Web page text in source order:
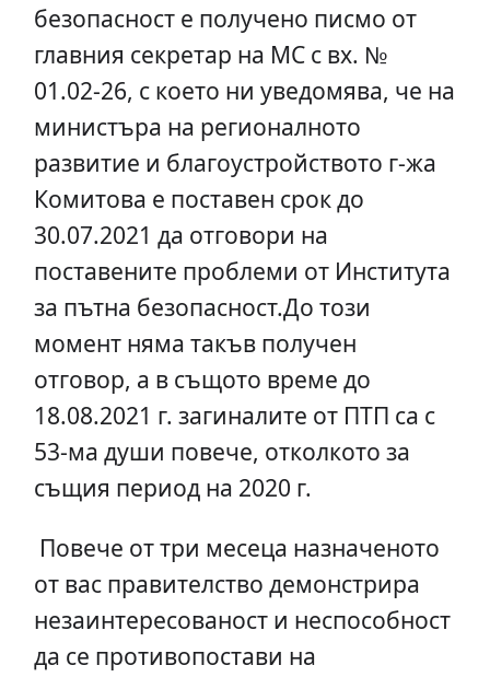
безопасност е получено писмо от
главния секретар на МС с вх. №
01.02-26, с което ни уведомява, че на
министъра на регионалното
развитие и благоустройството г-жа
Комитова е поставен срок до
30.07.2021 да отговори на
поставените проблеми от Института
за пътна безопасност.До този
момент няма такъв получен
отговор, а в същото време до
18.08.2021 г. загиналите от ПТП са с
53-ма души повече, отколкото за
същия период на 2020 г.
Повече от три месеца назначеното
от вас правителство демонстрира
незаинтересованост и неспособност
да се противопостави на